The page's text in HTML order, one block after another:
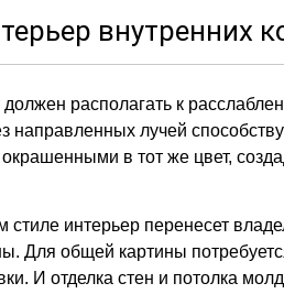
внутренних
должен располагать к
направленных лучей
в тот же цвет,
интерьер перенесет
Для общей картины
И отделка стен и потолка